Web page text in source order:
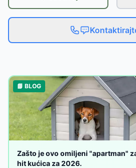
📘 BLOG
Zašto je ovo omiljeni "apartman"
hit kućica za 2026.